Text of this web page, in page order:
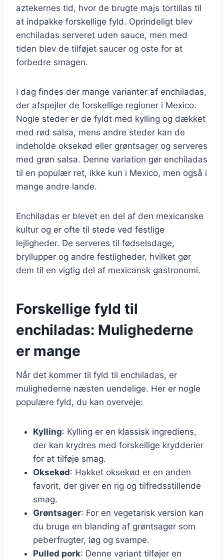
aztekernes tid, hvor de brugte majs tortillas til
at indpakke forskellige fyld. Oprindeligt blev
enchiladas serveret uden sauce, men med
tiden blev de tilføjet saucer og oste for at
forbedre smagen.
I dag findes der mange varianter af enchiladas,
der afspejler de forskellige regioner i Mexico.
Nogle steder er de fyldt med kylling og dækket
med rød salsa, mens andre steder kan de
indeholde oksekød eller grøntsager og serveres
med grøn salsa. Denne variation gør enchiladas
til en populær ret, ikke kun i Mexico, men også i
mange andre lande.
Enchiladas er blevet en del af den mexicanske
kultur og er ofte til stede ved festlige
lejligheder. De serveres til fødselsdage,
bryllupper og andre festligheder, hvilket gør
dem til en vigtig del af mexicansk gastronomi.
Forskellige fyld til
enchiladas: Mulighederne
er mange
Når det kommer til fyld til enchiladas, er
mulighederne næsten uendelige. Her er nogle
populære fyld, du kan overveje:
Kylling: Kylling er en klassisk ingrediens,
der kan krydres med forskellige krydderier
for at tilføje smag.
Oksekød: Hakket oksekød er en anden
favorit, der giver en rig og tilfredsstillende
smag.
Grøntsager: For en vegetarisk version kan
du bruge en blanding af grøntsager som
peberfrugter, løg og svampe.
Pulled pork: Denne variant tilføjer en